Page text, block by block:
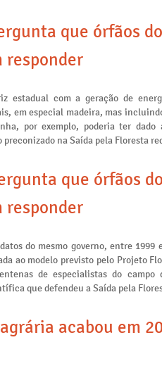
que órfãos
responder
estadual com a geração de
em especial madeira, mas
por exemplo, poderia ter dado
preconizado na Saída pela Floresta
que órfãos
responder
do mesmo governo, entre
ao modelo previsto pelo Projeto
de especialistas do campo
que defendeu a Saída pela
acabou em